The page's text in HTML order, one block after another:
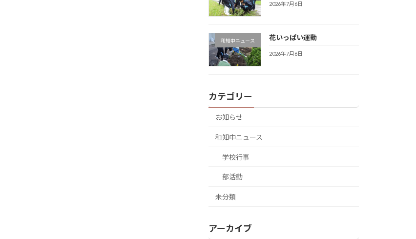
2026年7月6日
和知中ニュース 花いっぱい運動
2026年7月6日
カテゴリー
お知らせ
和知中ニュース
学校行事
部活動
未分類
アーカイブ